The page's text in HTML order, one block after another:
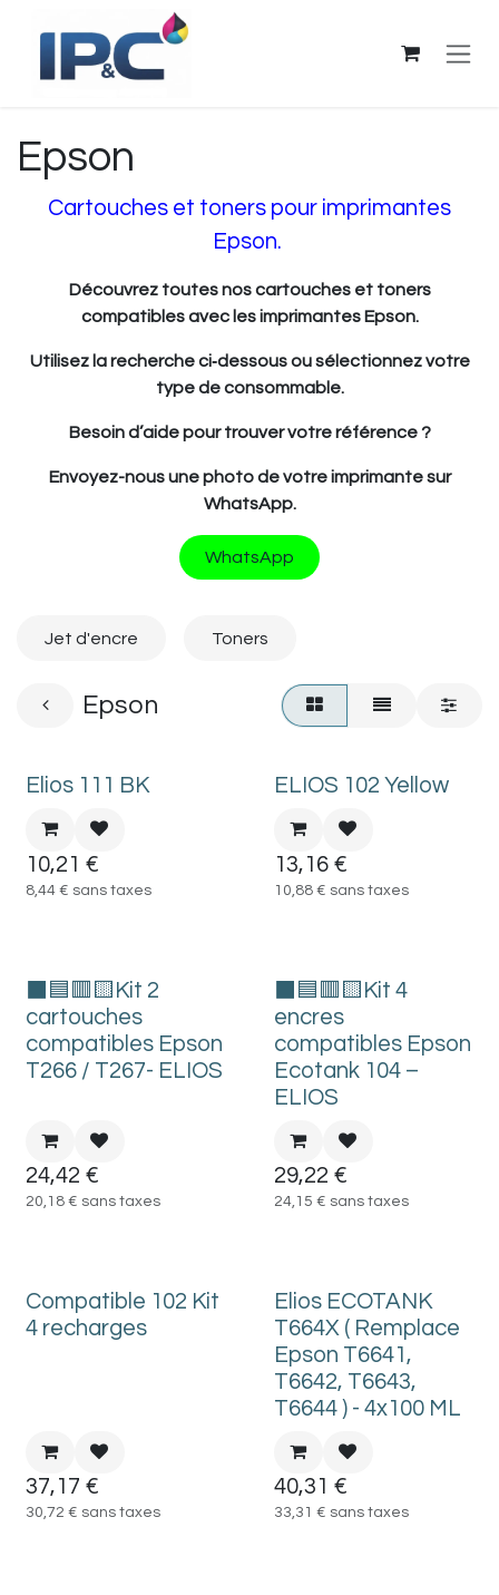
Se rendre au contenu
Epson
Cartouches et toners pour imprimantes
Epson.
Découvrez toutes nos cartouches et toners
compatibles avec les imprimantes Epson.
Utilisez la recherche ci‑dessous ou sélectionnez votre
type de consommable.
Besoin d’aide pour trouver votre référence ?
Envoyez-nous une photo de votre imprimante sur
WhatsApp.
WhatsApp
Jet d'encre Toners
Epson
Elios 111 BK
10,21 €
8,44 € sans taxes
ELIOS 102 Yellow
13,16€
10,88€ sans taxes
⬛🟦🟥🟨Kit 2
cartouches
compatibles Epson
T266 / T267- ELIOS
24,42 €
20,18 € sans taxes
⬛🟦🟥🟨Kit 4
encres
compatibles Epson
Ecotank 104 –
ELIOS
29,22 €
24,15 € sans taxes
Compatible 102 Kit
4 recharges
37,17 €
30,72 € sans taxes
Elios ECOTANK
T664X ( Remplace
Epson T6641,
T6642, T6643,
T6644 ) - 4x100 ML
40,31 €
33,31 € sans taxes